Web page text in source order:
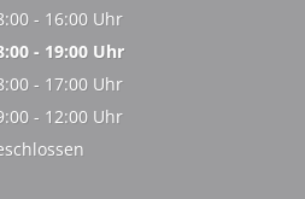
08:00 bis 17:00 Uhr
- 16:00 Uhr
08:00 bis 16:00 Uhr
- 19:00 Uhr
08:00 bis 19:00 Uhr
- 17:00 Uhr
08:00 bis 17:00 Uhr
- 12:00 Uhr
09:00 bis 12:00 Uhr